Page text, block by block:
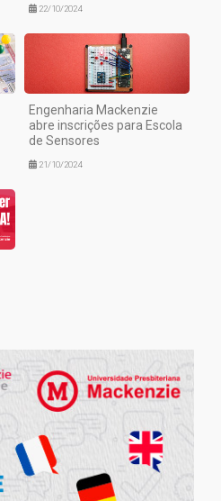
22/10/2024
Engenharia Mackenzie
abre inscrições para Escola
de Sensores
21/10/2024